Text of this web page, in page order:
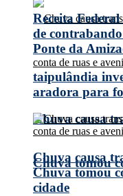
Chuva causa
Chuva tomou
Receita
de
Ponte da
taipulândia
aradora para
Chuva causa
Chuva tomou
cidade